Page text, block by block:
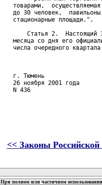
<< Законы
При полном или частичном